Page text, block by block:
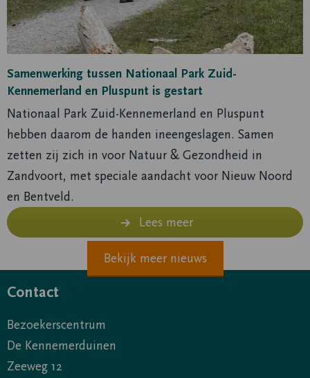
Samenwerking tussen Nationaal Park Zuid-
Kennemerland en Pluspunt is gestart
Nationaal Park Zuid-Kennemerland en Pluspunt
hebben daarom de handen ineengeslagen. Samen
zetten zij zich in voor Natuur & Gezondheid in
Zandvoort, met speciale aandacht voor Nieuw Noord
en Bentveld.
Lees meer
en
Pluspunt
is
Bekijk meer nieuws
Contact
Bezoekerscentrum
De Kennemerduinen
Zeeweg 12